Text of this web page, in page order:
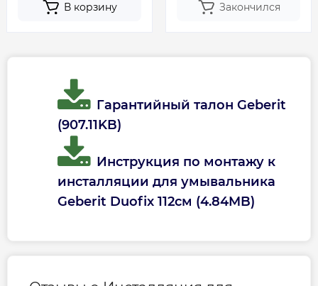
В корзину Закончился
Гарантийный талон Geberit
(907.11KB)
Инструкция по монтажу к
инсталляции для умывальника
Geberit Duofix 112см (4.84MB)